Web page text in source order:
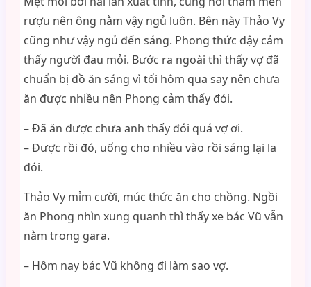
rượu nên ông nằm vậy ngủ luôn. Bên này Thảo Vy
cũng như vậy ngủ đến sáng. Phong thức dậy cảm
thấy người đau mỏi. Bước ra ngoài thì thấy vợ đã
chuẩn bị đồ ăn sáng vì tối hôm qua say nên chưa
ăn được nhiều nên Phong cảm thấy đói.
– Đã ăn được chưa anh thấy đói quá vợ ơi.
– Được rồi đó, uống cho nhiều vào rồi sáng lại la
đói.
Thảo Vy mỉm cười, múc thức ăn cho chồng. Ngồi
ăn Phong nhìn xung quanh thì thấy xe bác Vũ vẫn
nằm trong gara.
– Hôm nay bác Vũ không đi làm sao vợ.